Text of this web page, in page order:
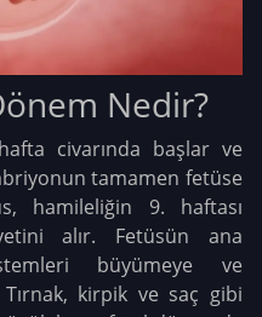
Nedir?
civarında başlar ve
tamamen fetüse
hamileliğin 9. haftası
alır. Fetüsün ana
büyümeye ve
kirpik ve saç gibi